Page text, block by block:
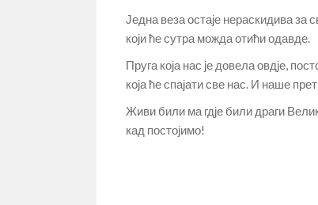
Једна веза остаје нераскидива за
који ће сутра можда отићи одавде.
Пруга која нас је довела овдје,
која ће спајати све нас. И наше
Живи били ма гдје били драги
кад постојимо!